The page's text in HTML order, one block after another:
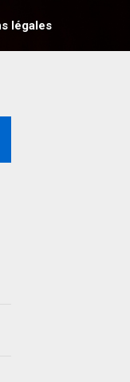
légales